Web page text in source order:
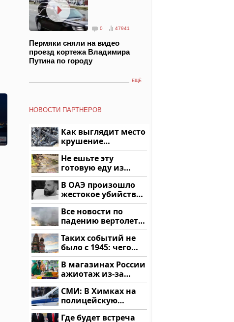
0 47941
Пермяки сняли на видео
проезд кортежа Владимира
Путина по городу
ЕЩЁ
НОВОСТИ ПАРТНЕРОВ
Как выглядит место
крушение
вертолета на
Кавказе: смотреть
Не ешьте эту
готовую еду из
магазина: список
В ОАЭ произошло
жестокое убийство
криптомиллионера
Все новости по
падению вертолета
на Кавказе: читать
здесь
Таких событий не
было с 1945: чего
ждать всем нам?
В магазинах России
ажиотаж из-за
этого продукта: что
купить?
СМИ: В Химках на
полицейскую
машину напали и
подожгли.
Где будет встреча